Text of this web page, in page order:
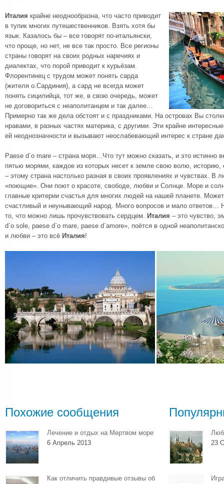
Италия крайне неоднообразна, что часто приводит
в тупик многих путешественников. Взять хотя бы
язык. Казалось бы – все говорят по-итальянски,
что проще, но нет, не все так просто. Все регионы
страны говорят на своих родных наречиях и
диалектах, что порой приводит к курьёзам.
Флорентинец с трудом может понять сарда
(жителя о.Сардиния), а сард не всегда может
понять сицилийца, тот же, в свою очередь, может
не договориться с неаполитанцем и так далее…
Примерно так же дела обстоят и с праздниками. На островах Вы
нравами, в разных частях материка, с другими. Эти крайне
ей неоднозначности и вызывают неослабевающий интерес к стране
Paese d`o mare – страна моря…Что тут можно сказать, и это истинно
пятью морями, каждое из которых несет к земле свою волю, историю,
– этому страна настолько разная в своих проявлениях и чувствах. В
«поющие». Они поют о красоте, свободе, любви и Солнце. Море и
главные критерии счастья для многих людей на нашей планете.
счастливый и неунывающий народ. Много вопросов и мало ответов…
то, что можно лишь прочувствовать сердцем. Италия – это чувство,
d`o sole, paese d`o mare, paese d`amore», поётся в одной
и любви – это всё Италия!
Похожие сообщения
Лечение и отдых на Мертвом море
6 Апрель 2013
Как отличить правдивые отзывы об
23